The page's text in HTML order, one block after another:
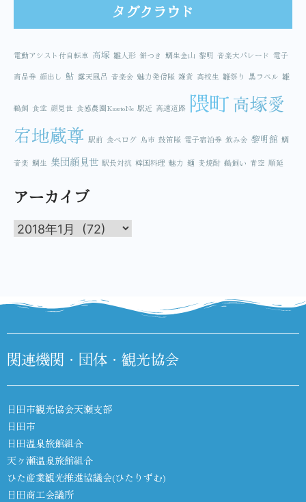
タグクラウド
電動アシスト付自転車 高塚 雛人形 餅つき 鯛生金山 黎明 音楽大パレード 電子
商品券 顔出し 鮎 露天風呂 音楽会 魅力発信隊 雑貨 高校生 雛祭り 黒ラベル 雛
鵜飼 食堂 顔見世 食感農園KazetoNe 駅近 高速道路 隈町高塚愛
宕地蔵尊 駅前 食べログ 鳥市 鼓笛隊 電子宿泊券 飲み会 黎明館 鯛
音楽 鯛生 集団顔見世 駅長対抗 韓国料理 魅力 麺 麦焼酎 鵜飼い 青空 順延
アーカイブ
関連機関・団体・観光協会
日田市観光協会天瀬支部
日田市
日田温泉旅館組合
天ヶ瀬温泉旅館組合
ひた産業観光推進協議会(ひたりずむ)
日田商工会議所